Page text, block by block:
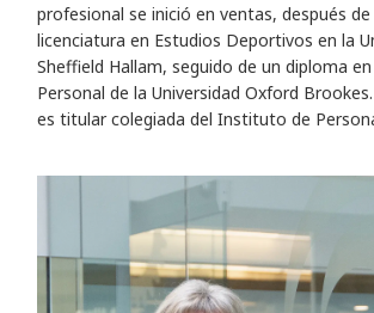
profesional se inició en ventas, después
licenciatura en Estudios Deportivos en la
Sheffield Hallam, seguido de un diploma
Personal de la Universidad Oxford
es titular colegiada del Instituto de